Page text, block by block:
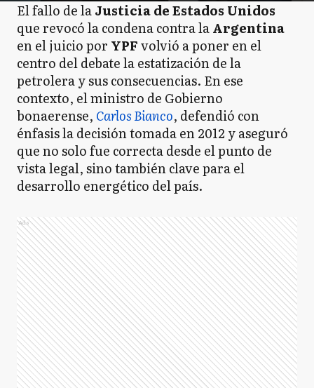
El fallo de laJusticia de Estados Unidos
que revocó la condena contra laArgentina
en el juicio por YPFvolvió a poner en el
centro del debate la estatización de la
petrolera y sus consecuencias. En ese
contexto, el ministro de Gobierno
bonaerense, Carlos Bianco, defendió con
énfasis la decisión tomada en 2012 y aseguró
que no solo fue correcta desde el punto de
vista legal, sino también clave para el
desarrollo energético del país.
Ads